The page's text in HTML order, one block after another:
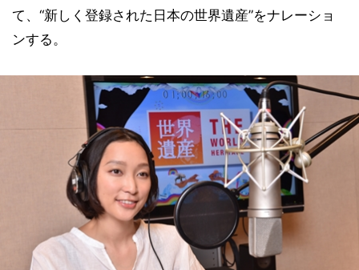
て、“新しく登録された日本の世界遺産”をナレーショ
ンする。